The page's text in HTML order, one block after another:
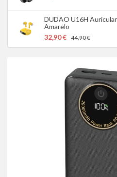
DUDAO U16H
Amarelo
32,90 € 44,90 €